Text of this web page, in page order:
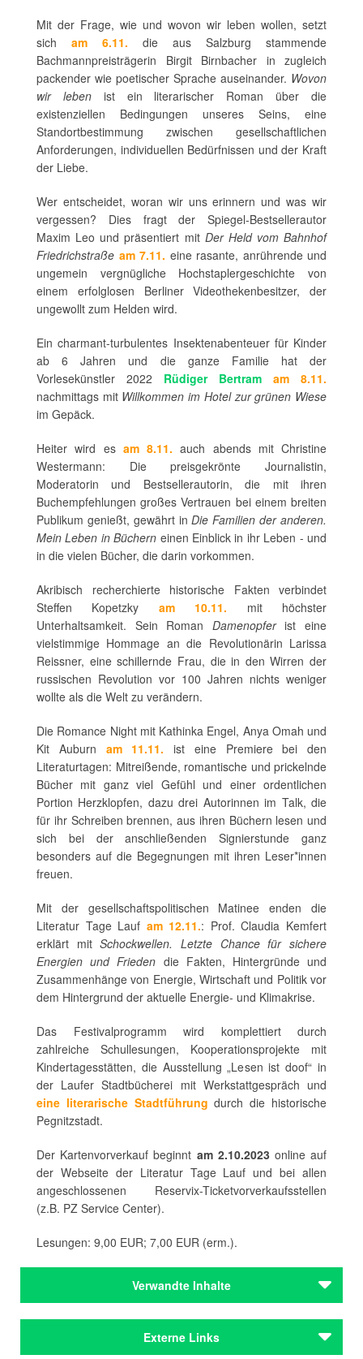
Mit der Frage, wie und wovon wir leben wollen, setzt
sich am 6.11. die aus Salzburg stammende
Bachmannpreisträgerin Birgit Birnbacher in zugleich
packender wie poetischer Sprache auseinander. Wovon
wir lebenist ein literarischer Roman über die
existenziellen Bedingungen unseres Seins, eine
Standortbestimmung zwischen gesellschaftlichen
Anforderungen, individuellen Bedürfnissen und der Kraft
der Liebe.
Wer entscheidet, woran wir uns erinnern und was wir
vergessen? Dies fragt der Spiegel-Bestsellerautor
Maxim Leo und präsentiert mit Der Held vom Bahnhof
Friedrichstraße am 7.11. eine rasante, anrührende und
ungemein vergnügliche Hochstaplergeschichte von
einem erfolglosen Berliner Videothekenbesitzer, der
ungewollt zum Helden wird.
Ein charmant-turbulentes Insektenabenteuer für Kinder
ab 6 Jahren und die ganze Familie hat der
Vorlesekünstler 2022 Rüdiger Bertram
am 8.11.
nachmittags mit Willkommen im Hotel zur grünen Wiese
im Gepäck.
Heiter wird es am 8.11. auch abends mit Christine
Westermann: Die preisgekrönte Journalistin,
Moderatorin und Bestsellerautorin, die mit ihren
Buchempfehlungen großes Vertrauen bei einem breiten
Publikum genießt, gewährt inDie Familien der anderen.
Mein Leben in Büchern einen Einblick in ihr Leben - und
in die vielen Bücher, die darin vorkommen.
Akribisch recherchierte historische Fakten verbindet
Steffen Kopetzky am 10.11. mit höchster
Unterhaltsamkeit. Sein Roman Damenopferist eine
vielstimmige Hommage an die Revolutionärin Larissa
Reissner, eine schillernde Frau, die in den Wirren der
russischen Revolution vor 100 Jahren nichts weniger
wollte als die Welt zu verändern.
Die Romance Night mit Kathinka Engel, Anya Omah und
Kit Auburn am 11.11. ist eine Premiere bei den
Literaturtagen: Mitreißende, romantische und prickelnde
Bücher mit ganz viel Gefühl und einer ordentlichen
Portion Herzklopfen, dazu drei Autorinnen im Talk, die
für ihr Schreiben brennen, aus ihren Büchern lesen und
sich bei der anschließenden Signierstunde ganz
besonders auf die Begegnungen mit ihren Leser*innen
freuen.
Mit der gesellschaftspolitischen Matinee enden die
Literatur Tage Lauf am 12.11.: Prof. Claudia Kemfert
erklärt mitSchockwellen. Letzte Chance für sichere
Energien und Frieden die Fakten, Hintergründe und
Zusammenhänge von Energie, Wirtschaft und Politik vor
dem Hintergrund der aktuelle Energie- und Klimakrise.
Das Festivalprogramm wird komplettiert durch
zahlreiche Schullesungen, Kooperationsprojekte mit
Kindertagesstätten, die Ausstellung „Lesen ist doof“ in
der Laufer Stadtbücherei mit Werkstattgespräch und
eine literarische Stadtführung durch die historische
Pegnitzstadt.
Der Kartenvorverkauf beginnt am 2.10.2023 online auf
der Webseite der Literatur Tage Lauf und bei allen
angeschlossenen Reservix-Ticketvorverkaufsstellen
(z.B. PZ Service Center).
Lesungen: 9,00 EUR; 7,00 EUR (erm.).
Verwandte Inhalte
LesArt – Fränkische Literaturtage /
Externe Links